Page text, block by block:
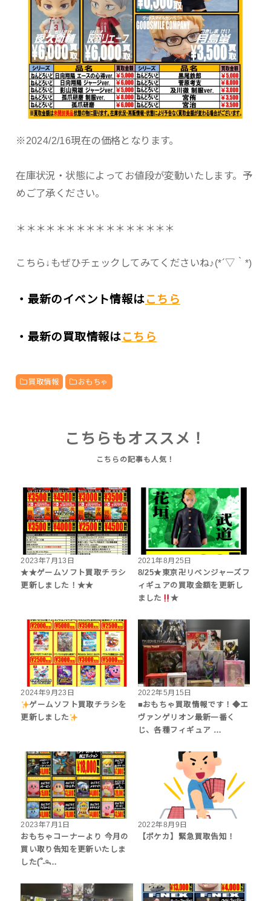
※2024/2/16現在の価格となります。
在庫状況・状態によってお値段が変動いたします。予
めご了承ください。
＊＊＊＊＊＊＊＊＊＊＊＊＊＊＊＊
こちら↓もぜひチェックしてみてくださいね♪(*´▽｀*)
・最新のイベント情報はこちら
・最新の買取情報はこちら
買取情報 おもちゃ
こちらもオススメ！
2023年7月13日
★★ゲームソフト買取チラシ
更新しました！★★
2021年8月25日
8/25★東京卍リベンジャーズフ
ィギュアの買取金額を更新し
ました
★
2024年9月23日
ゲームソフト買取チラシを
更新しました
2022年5月15日
■おもちゃ買取情報です！◆エ
ヴァンゲリオン最新一番く
じ、各種フィギュア …
2023年7月1日
おもちゃコーナーより 今月の
買い取り告知を更新いたしま
した(՞˶ᵒ̴̶…
2022年8月9日
【ポケカ】緊急買取告知！